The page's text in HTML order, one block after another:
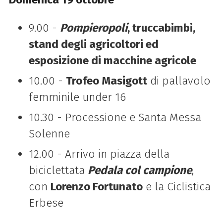
9.00 - Pompieropoli, truccabimbi,
stand degli agricoltori ed
esposizione di macchine agricole
10.00 - Trofeo Masigottdi pallavolo
femminile under 16
10.30 - Processione e Santa Messa
Solenne
12.00 - Arrivo in piazza della
biciclettata Pedala col campione,
con Lorenzo Fortunatoe la Ciclistica
Erbese